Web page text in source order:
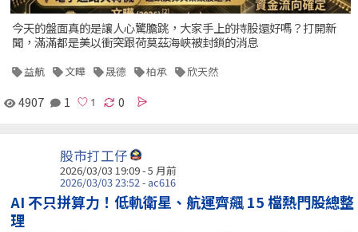
今天的盤面真的是讓人心驚膽跳，大家手上的持股還好嗎？打開新
聞，滿滿都是美以衝突跟荷莫茲海峽被封鎖的消息
益航 文曄 晟德 柏承 欣天然
4907 1 0
股市打工仔
2026/03/03 19:09 - 5 月前
2026/03/03 23:52 - ac616
AI 不只拼算力！低軌衛星、航運齊飆 15 檔熱門股總整
理